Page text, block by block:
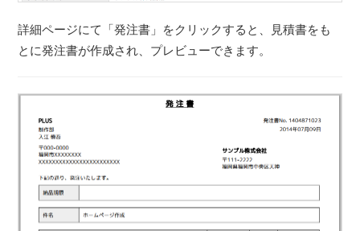
詳細ページにて「発注書」をクリックすると、見積書をも
とに発注書が作成され、プレビューできます。